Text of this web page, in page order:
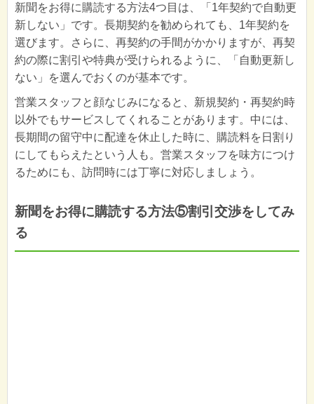
新聞をお得に購読する方法4つ目は、「1年契約で自動更
新しない」です。長期契約を勧められても、1年契約を
選びます。さらに、再契約の手間がかかりますが、再契
約の際に割引や特典が受けられるように、「自動更新し
ない」を選んでおくのが基本です。
営業スタッフと顔なじみになると、新規契約・再契約時
以外でもサービスしてくれることがあります。中には、
長期間の留守中に配達を休止した時に、購読料を日割り
にしてもらえたという人も。営業スタッフを味方につけ
るためにも、訪問時には丁寧に対応しましょう。
新聞をお得に購読する方法⑤割引交渉をしてみ
る